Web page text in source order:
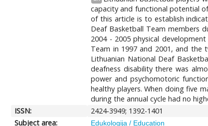
capacity and functional potential
of this article is to establish
Deaf Basketball Team members
2004 - 2005 physical
Team in 1997 and 2001, and the
Lithuanian National Deaf
deafness disability there was
power and psychomotoric
healthy players. When doing five
during the annual cycle had no
ISSN:
2424-3949; 1392-1401
Subject area:
Edukologija / Education